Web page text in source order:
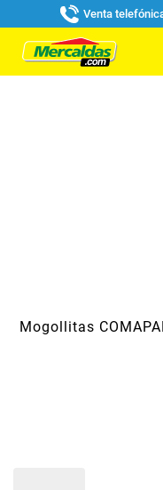
Venta
Mogollitas